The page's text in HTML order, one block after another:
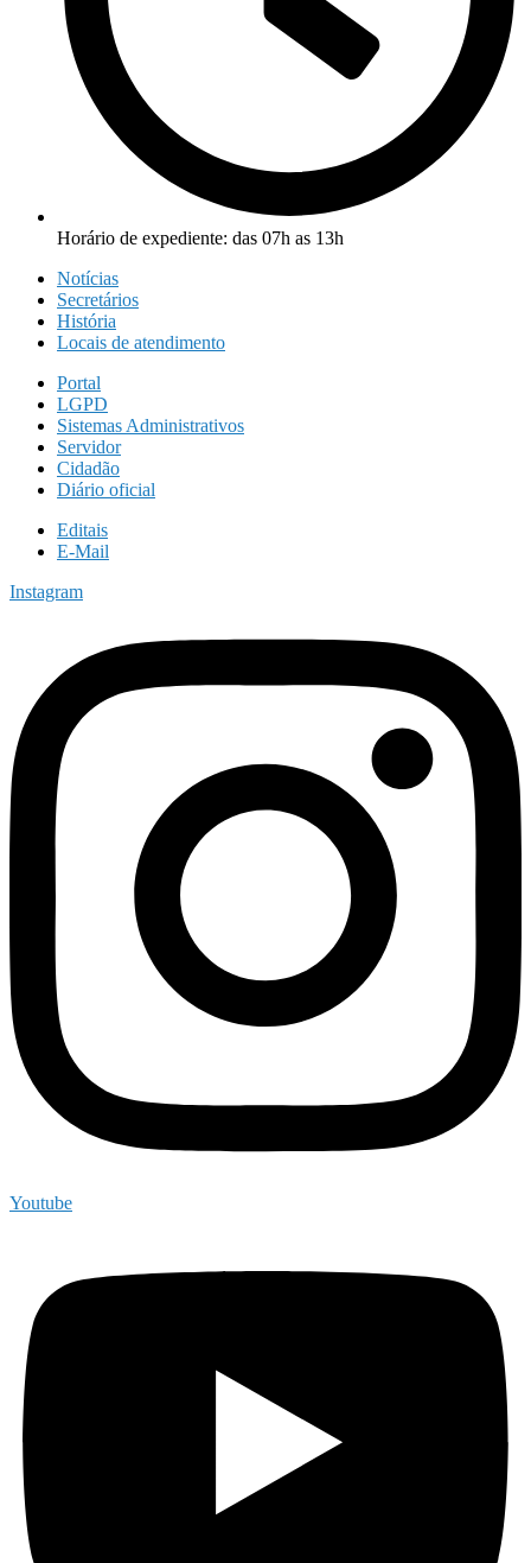
Horário de expediente: das 07h as 13h
Notícias
Secretários
História
Locais de atendimento
Portal
LGPD
Sistemas Administrativos
Servidor
Cidadão
Diário oficial
Editais
E-Mail
Instagram
Youtube